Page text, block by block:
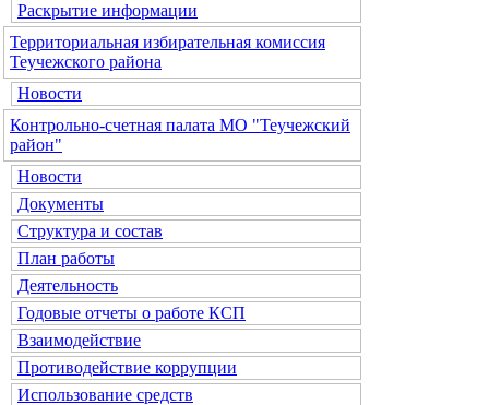
Раскрытие информации
Территориальная избирательная комиссия
Теучежского района
Новости
Контрольно-счетная палата МО "Теучежский
район"
Новости
Документы
Структура и состав
План работы
Деятельность
Годовые отчеты о работе КСП
Взаимодействие
Противодействие коррупции
Использование средств